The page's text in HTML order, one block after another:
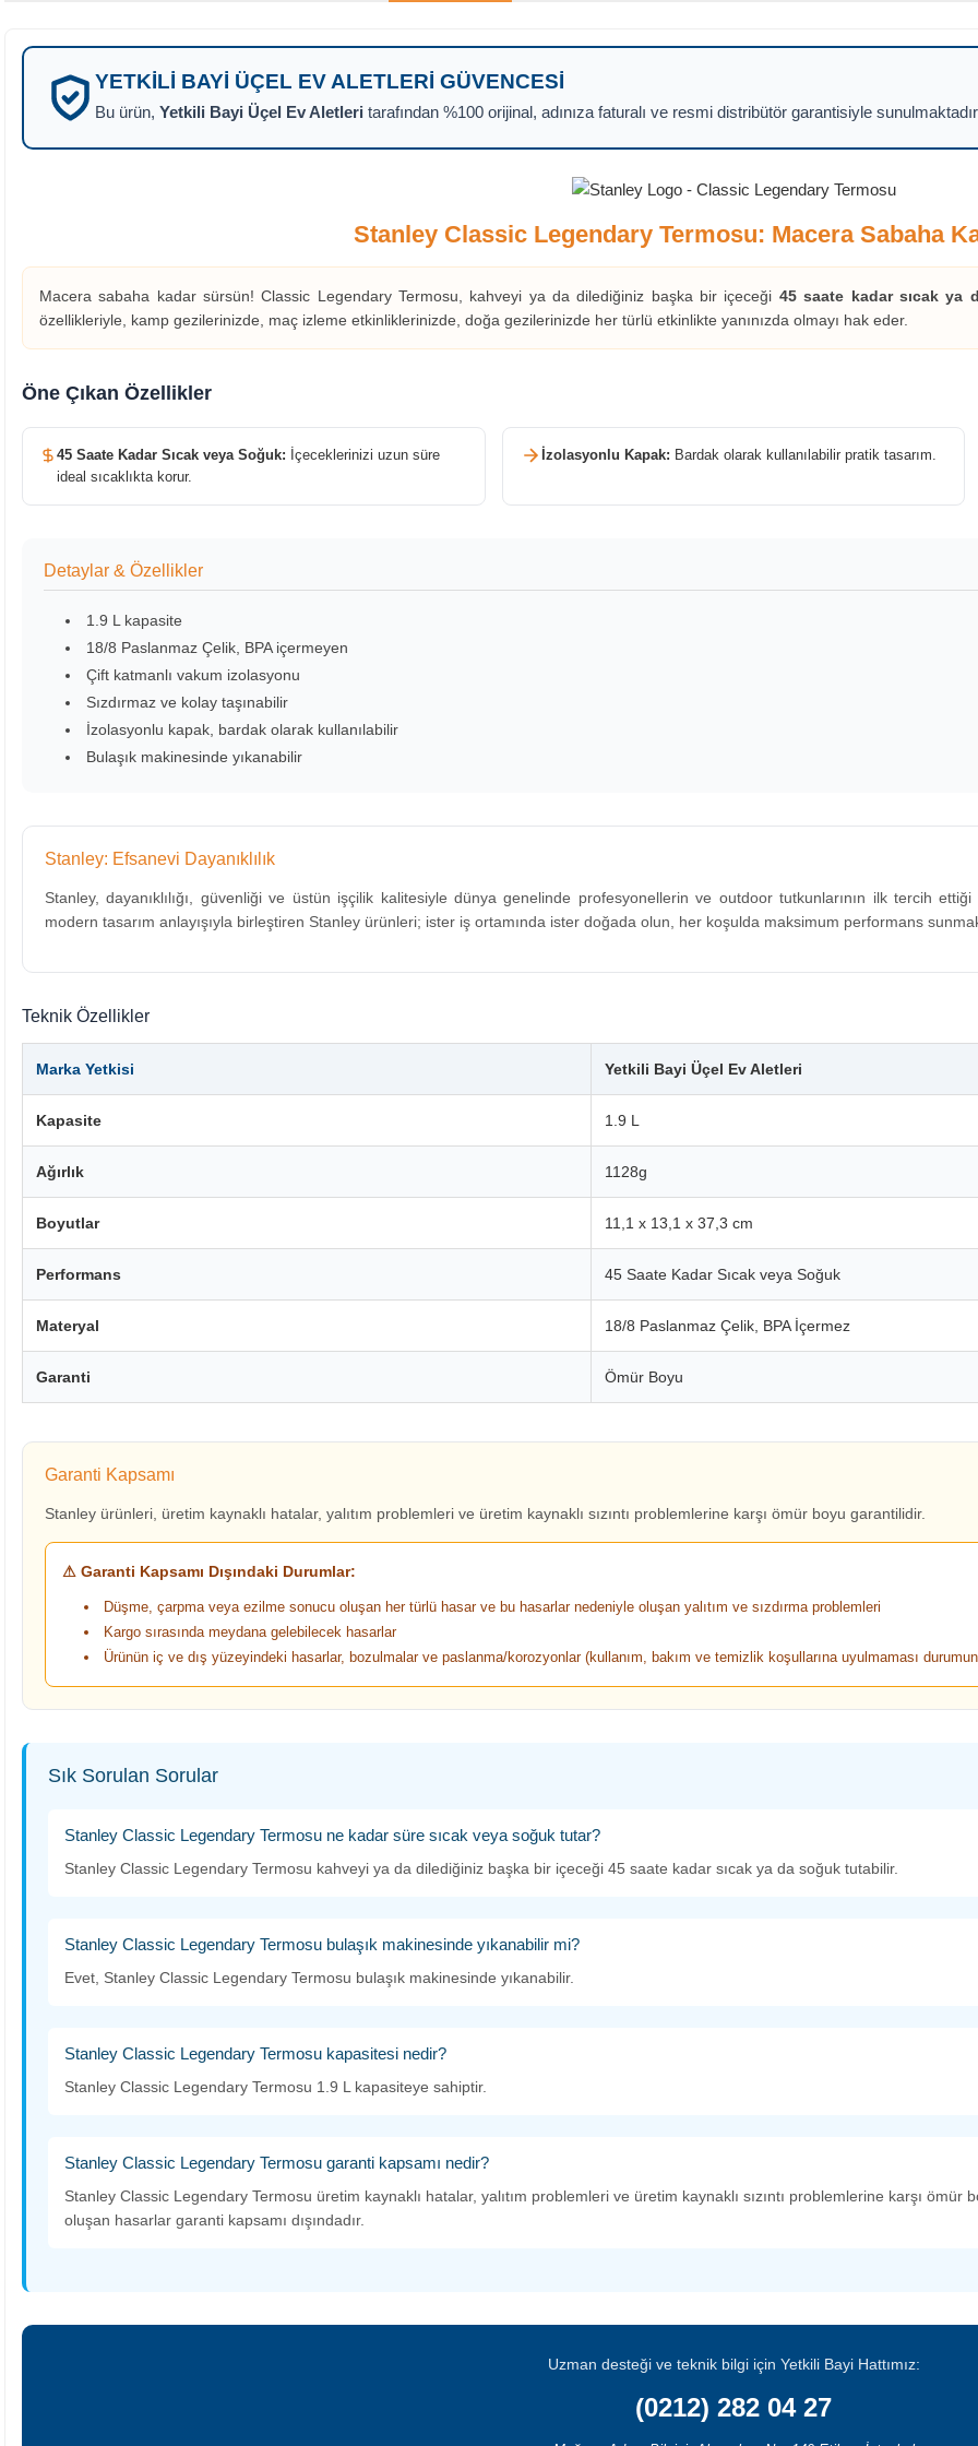
YETKILI BAYI ÜÇEL EV ALETLERI GÜVENCESI
Bu ürün, Yetkili Bayi Üçel Ev Aletleri tarafından %100 orijinal, adınıza faturalı ve resmi distribütör garantisiyle
Stanley Classic Legendary Termosu: Macera Sabaha
Macera sabaha kadar sürsün! Classic Legendary Termosu, kahveyi ya da dilediğiniz başka bir içeceği 45 saate kadar sıcak ya
özellikleriyle, kamp gezilerinizde, maç izleme etkinliklerinizde, doğa gezilerinizde her türlü etkinlikte yanınızda olmayı hak eder.
Öne Çıkan Özellikler
45 Saate Kadar Sıcak veya Soğuk: İçeceklerinizi uzun süre
ideal sıcaklıkta korur.
İzolasyonlu Kapak: Bardak olarak kullanılabilir pratik tasarım.
Detaylar & Özellikler
1.9 L kapasite
18/8 Paslanmaz Çelik, BPA içermeyen
Çift katmanlı vakum izolasyonu
Sızdırmaz ve kolay taşınabilir
İzolasyonlu kapak, bardak olarak kullanılabilir
Bulaşık makinesinde yıkanabilir
Stanley: Efsanevi Dayanıklılık
Stanley, dayanıklılığı, güvenliği ve üstün işçilik kalitesiyle dünya genelinde profesyonellerin ve outdoor tutkunlarının ilk tercih
modern tasarım anlayışıyla birleştiren Stanley ürünleri; ister iş ortamında ister doğada olun, her koşulda maksimum performans
Teknik Özellikler
Marka Yetkisi Yetkili Bayi Üçel Ev Aletleri
Kapasite 1.9 L
Ağırlık 1128g
Boyutlar 11,1 x 13,1 x 37,3 cm
Performans 45 Saate Kadar Sıcak veya Soğuk
Materyal 18/8 Paslanmaz Çelik, BPA İçermez
Garanti Ömür Boyu
Garanti Kapsamı
Stanley ürünleri, üretim kaynaklı hatalar, yalıtım problemleri ve üretim kaynaklı sızıntı problemlerine karşı ömür boyu garantilidir.
⚠ Garanti Kapsamı Dışındaki Durumlar:
Düşme, çarpma veya ezilme sonucu oluşan her türlü hasar ve bu hasarlar nedeniyle oluşan yalıtım ve sızdırma problemleri
Kargo sırasında meydana gelebilecek hasarlar
Ürünün iç ve dış yüzeyindeki hasarlar, bozulmalar ve paslanma/korozyonlar (kullanım, bakım ve temizlik koşullarına uyulmaması
Sık Sorulan Sorular
Stanley Classic Legendary Termosu ne kadar süre sıcak veya soğuk tutar?
Stanley Classic Legendary Termosu kahveyi ya da dilediğiniz başka bir içeceği 45 saate kadar sıcak ya da soğuk tutabilir.
Stanley Classic Legendary Termosu bulaşık makinesinde yıkanabilir mi?
Evet, Stanley Classic Legendary Termosu bulaşık makinesinde yıkanabilir.
Stanley Classic Legendary Termosu kapasitesi nedir?
Stanley Classic Legendary Termosu 1.9 L kapasiteye sahiptir.
Stanley Classic Legendary Termosu garanti kapsamı nedir?
Stanley Classic Legendary Termosu üretim kaynaklı hatalar, yalıtım problemleri ve üretim kaynaklı sızıntı problemlerine karşı
oluşan hasarlar garanti kapsamı dışındadır.
Uzman desteği ve teknik bilgi için Yetkili Bayi Hattımız:
(0212) 282 04 27